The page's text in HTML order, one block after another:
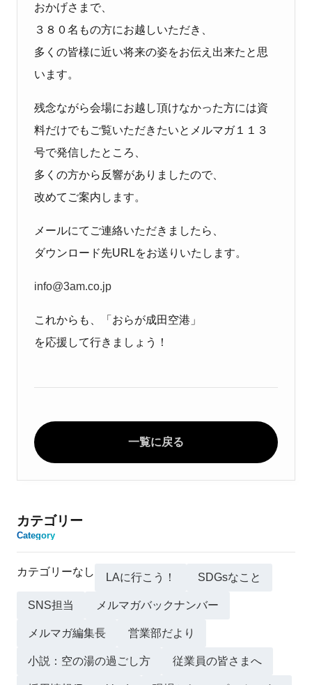
おかげさまで、
３８０名もの方にお越しいただき、
多くの皆様に近い将来の姿をお伝え出来たと思
います。
残念ながら会場にお越し頂けなかった方には資
料だけでもご覧いただきたいとメルマガ１１３
号で発信したところ、
多くの方から反響がありましたので、
改めてご案内します。
メールにてご連絡いただきましたら、
ダウンロード先URLをお送りいたします。
info@3am.co.jp
これからも、「おらが成田空港」
を応援して行きましょう！
一覧に戻る
カテゴリー
Category
カテゴリーなし LAに行こう！ SDGsなこと
SNS担当 メルマガバックナンバー
メルマガ編集長 営業部だより
小説：空の湯の過ごし方 従業員の皆さまへ